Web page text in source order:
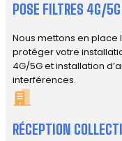
POSE FILTRES 4G/
Nous mettons en
protéger votre
4G/5G et installation
interférences.
RÉCEPTION